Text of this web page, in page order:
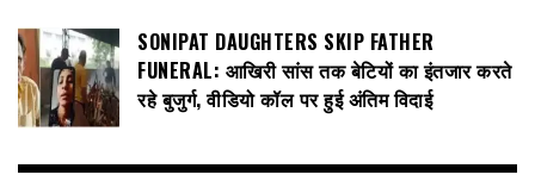
SONIPAT DAUGHTERS SKIP FATHER
FUNERAL: आखिरी सांस तक बेटियों का इंतजार करते
रहे बुजुर्ग, वीडियो कॉल पर हुई अंतिम विदाई